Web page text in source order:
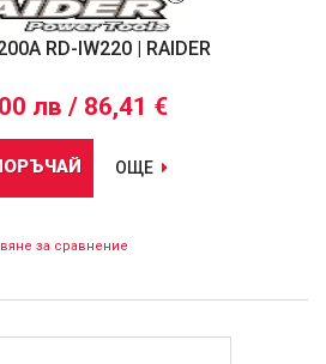
RD-IW220 | RAIDER
лв / 86,41 €
ОЩЕ
за сравнение